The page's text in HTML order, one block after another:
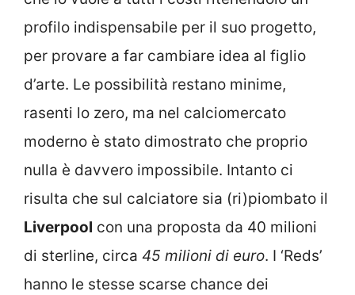
profilo indispensabile per il suo progetto,
per provare a far cambiare idea al figlio
d’arte. Le possibilità restano minime,
rasenti lo zero, ma nel calciomercato
moderno è stato dimostrato che proprio
nulla è davvero impossibile. Intanto ci
risulta che sul calciatore sia (ri)piombato il
Liverpool con una proposta da 40 milioni
di sterline, circa 45 milioni di euro. I ‘Reds’
hanno le stesse scarse chance dei